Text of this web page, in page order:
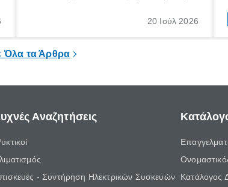
σημαντική περίοδος στη ζωή κάθε20 Ιούλ 2026
Όλα τα Άρθρα
Αναζητήσεις
- Συντήρηση Ηλεκτρικών Συσκευών
Κατάλογος